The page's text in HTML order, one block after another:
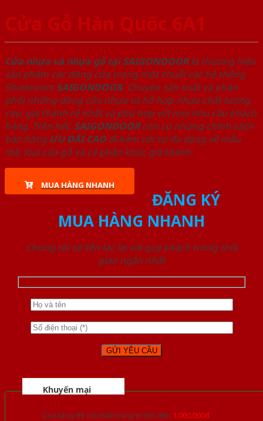
Cửa Gỗ Hàn Quốc 6A1
Cửa nhựa và nhựa gỗ tại SAIGONDOORlà thương hiệu
sản phẩm các dòng cửa trong một chuỗi các hệ thống
Showroom SAIGONDOOR. Chuyên sản xuất và phân
phối những dòng cửa nhựa và hỗ hợp nhựa chất lượng
cao, giá thành rẻ nhất và phù hợp với mọi nhu cầu khách
hàng. Trên hết, SAIGONDOORcòn có những chính sách
bán hàng ƯU ĐÃI CAOđi kèm với sự đa dạng về mẫu
mã, loại cửa gỗ và cả phân khúc giá thành.
MUA HÀNG NHANH
ĐĂNG KÝ
MUA HÀNG NHANH
Chúng tôi sẽ liên lạc lại với quý khách trong thời
gian ngắn nhất
Khuyến mại
Quà tặng đồ nội thất trang trí lên đến 1.000.000đ